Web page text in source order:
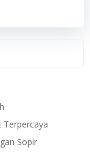
Terpercaya
Sopir